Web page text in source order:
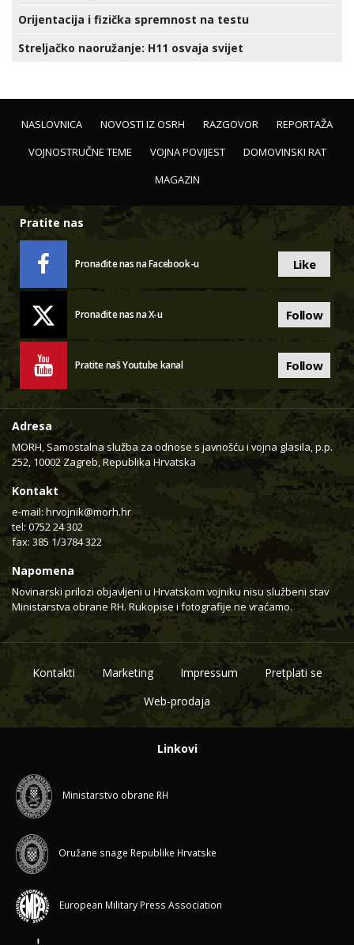
Orijentacija i fizička spremnost na testu
Streljačko naoružanje: H11 osvaja svijet
NASLOVNICA NOVOSTI IZ OSRH RAZGOVOR
REPORTAŽA
VOJNOSTRUČNE TEME
VOJNA POVIJEST
DOMOVINSKI RAT
MAGAZIN
Pratite nas
Pronađite nas na Facebook-u Like
Pronađite nas na X-u Follow
Pratite naš Youtube kanal Follow
Adresa
MORH, Samostalna služba za odnose s javnošću i vojna glasila, p.p.
252, 10002 Zagreb, Republika Hrvatska
Kontakt
e-mail: hrvojnik@morh.hr
tel: 0752 24 302
fax: 385 1/3784 322
Napomena
Novinarski prilozi objavljeni u Hrvatskom vojniku nisu službeni stav
Ministarstva obrane RH. Rukopise i fotografije ne vraćamo.
Kontakti Marketing Impressum
Pretplati se
Web-prodaja
Linkovi
Ministarstvo obrane RH
Oružane snage Republike Hrvatske
European Military Press Association